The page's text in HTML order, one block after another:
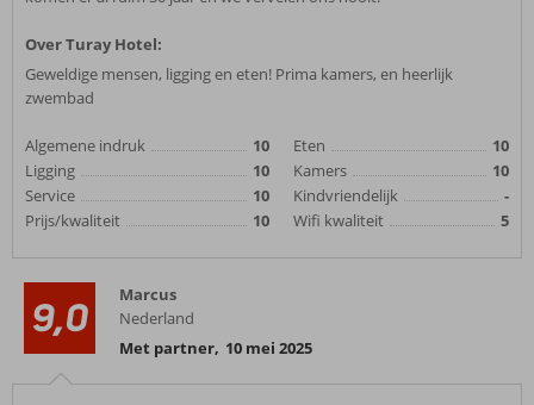
Over Turay Hotel:
Geweldige mensen, ligging en eten! Prima kamers, en heerlijk
zwembad
Algemene indruk
10
Ligging
10
Service
10
Prijs/kwaliteit
10
Eten
10
Kamers
10
Kindvriendelijk
-
Wifi kwaliteit
5
9,0
Marcus
Nederland
Met partner, 10 mei 2025